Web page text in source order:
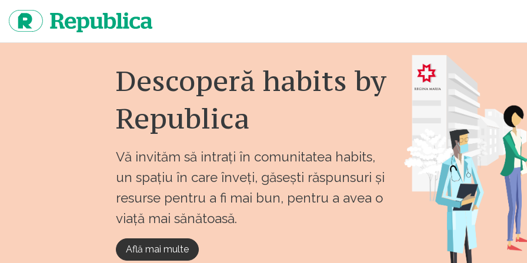
continut
Descoperă habits by
Republica
Vă invităm să intrați în comunitatea habits,
un spațiu în care înveți, găsești răspunsuri și
resurse pentru a fi mai bun, pentru a avea o
viață mai sănătoasă.
Află mai multe